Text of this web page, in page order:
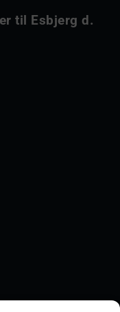
til Esbjerg d.